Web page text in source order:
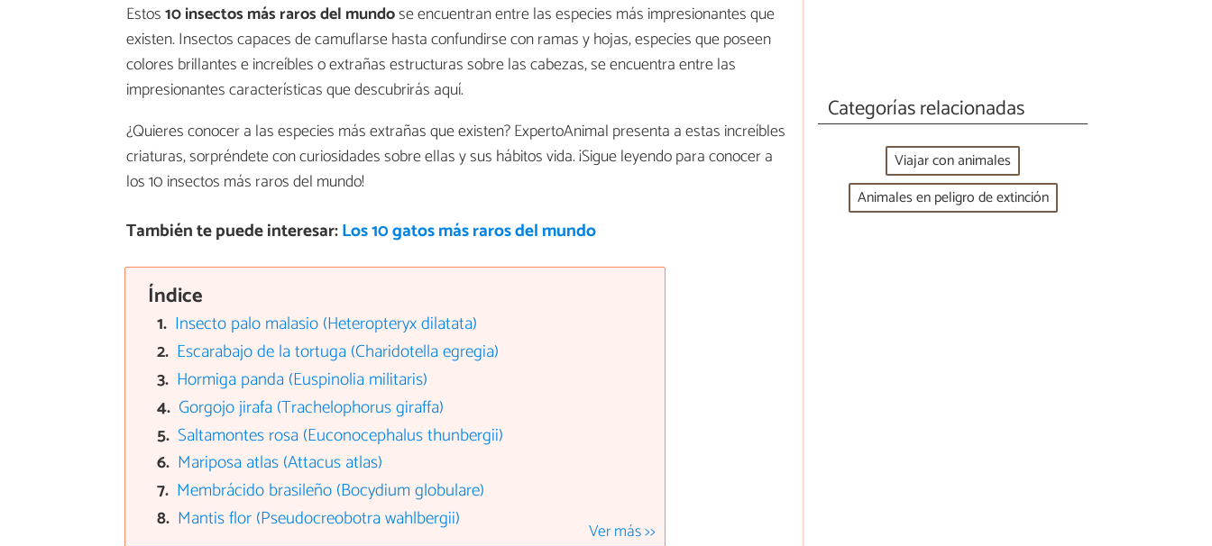
Estos10 insectos más raros del mundose encuentran entre las especies más impresionantes que
existen. Insectos capaces de camuflarse hasta confundirse con ramas y hojas, especies que poseen
colores brillantes e increíbles o extrañas estructuras sobre las cabezas, se encuentra entre las
impresionantes características que descubrirás aquí.
¿Quieres conocer a las especies más extrañas que existen? ExpertoAnimal presenta a estas increíbles
criaturas, sorpréndete con curiosidades sobre ellas y sus hábitos vida. ¡Sigue leyendo para conocer a
los 10 insectos más raros del mundo!
También te puede interesar:Los 10 gatos más raros del mundo
Índice
Insecto palo malasio (Heteropteryx dilatata)
Escarabajo de la tortuga (Charidotella egregia)
Hormiga panda (Euspinolia militaris)
Gorgojo jirafa (Trachelophorus giraffa)
Saltamontes rosa (Euconocephalus thunbergii)
Mariposa atlas (Attacus atlas)
Membrácido brasileño (Bocydium globulare)
Mantis flor (Pseudocreobotra wahlbergii)
Ver más >>
Categorías relacionadas
Viajar con animales
Animales en peligro de extinción